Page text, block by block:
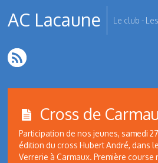
AC Lacaune Le club -
Cross de
Participation de nos jeunes, samedi
édition du cross Hubert André, dans
Verrerie à Carmaux. Première course